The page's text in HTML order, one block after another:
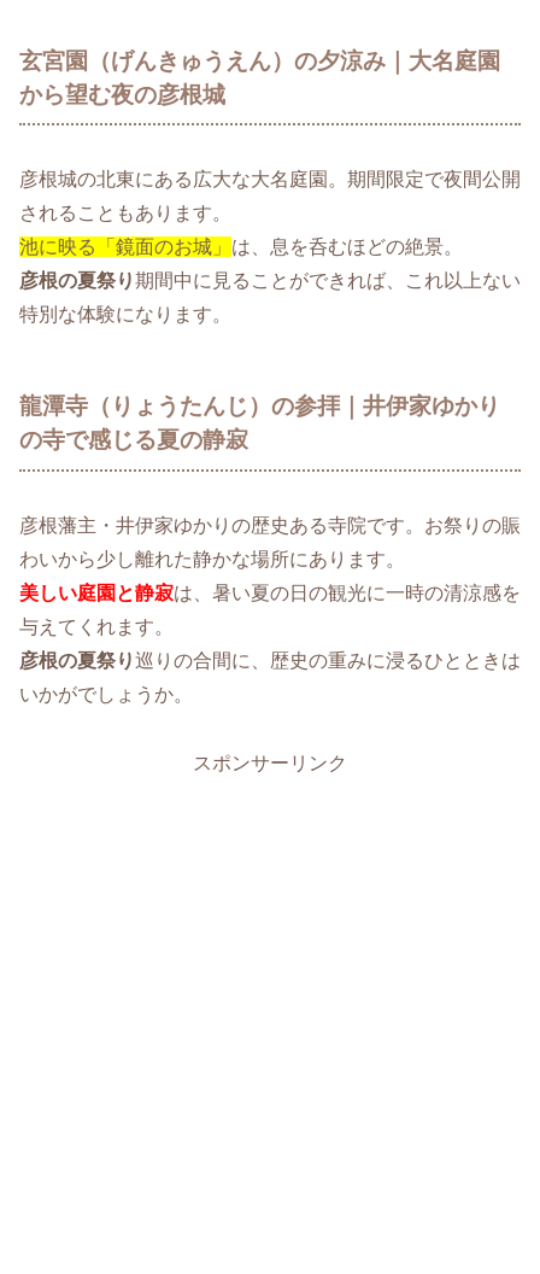
玄宮園（げんきゅうえん）の夕涼み｜大名庭園
から望む夜の彦根城
彦根城の北東にある広大な大名庭園。期間限定で夜間公開
されることもあります。
池に映る「鏡面のお城」 は、息を呑むほどの絶景。
彦根の夏祭り期間中に見ることができれば、これ以上ない
特別な体験になります。
龍潭寺（りょうたんじ）の参拝｜井伊家ゆかり
の寺で感じる夏の静寂
彦根藩主・井伊家ゆかりの歴史ある寺院です。お祭りの賑
わいから少し離れた静かな場所にあります。
美しい庭園と静寂は、暑い夏の日の観光に一時の清涼感を
与えてくれます。
彦根の夏祭り巡りの合間に、歴史の重みに浸るひとときは
いかがでしょうか。
スポンサーリンク